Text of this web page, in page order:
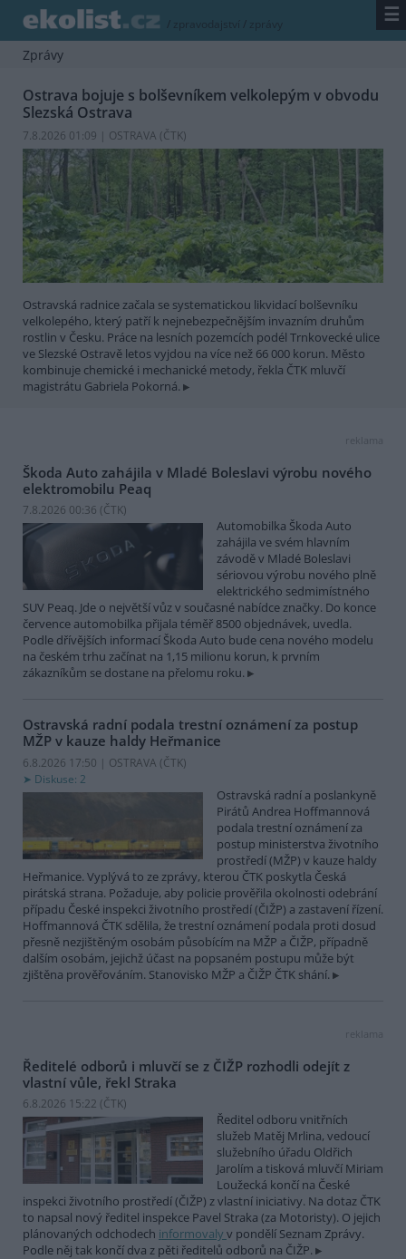
/ zpravodajství / zprávy ☰
Zprávy
Ostrava bojuje s bolševníkem velkolepým v obvodu
Slezská Ostrava
7.8.2026 01:09 | OSTRAVA (ČTK)
Ostravská radnice začala se systematickou likvidací bolševníku
velkolepého, který patří k nejnebezpečnějším invazním druhům
rostlin v Česku. Práce na lesních pozemcích podél Trnkovecké ulice
ve Slezské Ostravě letos vyjdou na více než 66 000 korun. Město
kombinuje chemické i mechanické metody, řekla ČTK mluvčí
magistrátu Gabriela Pokorná.
reklama
Škoda Auto zahájila v Mladé Boleslavi výrobu nového
elektromobilu Peaq
7.8.2026 00:36 (ČTK)
Automobilka Škoda Auto
zahájila ve svém hlavním
závodě v Mladé Boleslavi
sériovou výrobu nového plně
elektrického sedmimístného
SUV Peaq. Jde o největší vůz v současné nabídce značky. Do konce
července automobilka přijala téměř 8500 objednávek, uvedla.
Podle dřívějších informací Škoda Auto bude cena nového modelu
na českém trhu začínat na 1,15 milionu korun, k prvním
zákazníkům se dostane na přelomu roku.
Ostravská radní podala trestní oznámení za postup
MŽP v kauze haldy Heřmanice
6.8.2026 17:50 | OSTRAVA (ČTK)
Diskuse: 2
Ostravská radní a poslankyně
Pirátů Andrea Hoffmannová
podala trestní oznámení za
postup ministerstva životního
prostředí (MŽP) v kauze haldy
Heřmanice. Vyplývá to ze zprávy, kterou ČTK poskytla Česká
pirátská strana. Požaduje, aby policie prověřila okolnosti odebrání
případu České inspekci životního prostředí (ČIŽP) a zastavení řízení.
Hoffmannová ČTK sdělila, že trestní oznámení podala proti dosud
přesně nezjištěným osobám působícím na MŽP a ČIŽP, případně
dalším osobám, jejichž účast na popsaném postupu může být
zjištěna prověřováním. Stanovisko MŽP a ČIŽP ČTK shání.
reklama
Ředitelé odborů i mluvčí se z ČIŽP rozhodli odejít z
vlastní vůle, řekl Straka
6.8.2026 15:22 (ČTK)
Ředitel odboru vnitřních
služeb Matěj Mrlina, vedoucí
služebního úřadu Oldřich
Jarolím a tisková mluvčí Miriam
Loužecká končí na České
inspekci životního prostředí (ČIŽP) z vlastní iniciativy. Na dotaz ČTK
to napsal nový ředitel inspekce Pavel Straka (za Motoristy). O jejich
plánovaných odchodech informovaly v pondělí Seznam Zprávy.
Podle něj tak končí dva z pěti ředitelů odborů na ČIŽP.